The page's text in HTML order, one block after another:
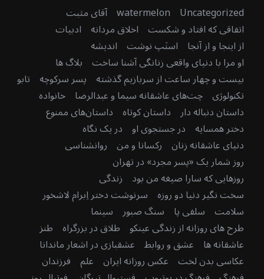
Uncategorized
watermelon آقای مثبت
اتفاقی که افتاد و شکست اخلاق مردانه ادبیات
از اینجا و از آنجا اسنَپ نوشت اندیشه
او مرا با دنیای واقعی زنانگی آشنا ساخت بلاگ ها
بیست و چهار ساعت از سربازیم گذشته پسر سرکوچه تابو
تکنولوژی چت‌های عاشقانه سیما و عبدالرضا خانواده
داستان دنباله دار داستان کوتاه داستان‌های ممنوع
دختر همسایه در جستجوی او در یک نگاه
دنیای عاشقانه زنان رکسانا و من روانشناسی
روز شمار یک «پسر مجرد» در تهران
روزهایی که سارا صیغه من بود زندگی
سخت نگیر دنیا دو روزه سرنوشت دختر اِبرام لاشخور
سلامت سلفی پا سنگ صبور سینما
طرح های روزانه از زندگی عینکو طلاق در بزرگراه طنز
عاشقانه ها عشق و روابط عشقبازی در اشعار ماندانا
عکاسی بدن لخت عکس روزانه ایران علم فرزندان